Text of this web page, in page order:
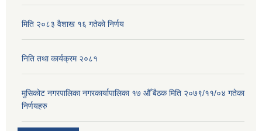
मिति २०८३ वैशाख १६ गतेको निर्णय
निति तथा कार्यक्रम २०८१
मुसिकोट नगरपालिका नगरकार्यापालिका १७ औँ बैठक मिति २०७९/११/०४ गतेका
निर्णयहरु